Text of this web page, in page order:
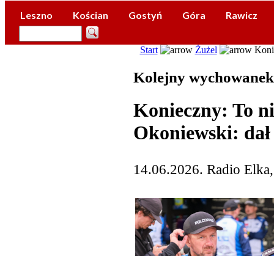
Leszno Kościan Gostyń Góra Rawicz
Start Żużel
Kolejny
Konieczny: To
Okoniewski:
14.06.2026. Radio